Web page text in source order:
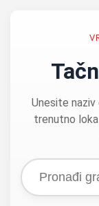
Unesite
trenutno